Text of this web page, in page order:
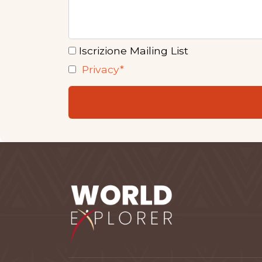
Iscrizione Mailing List
Privacy*